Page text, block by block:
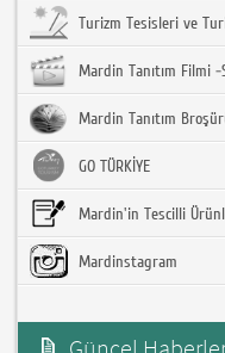
Turizm Tesisleri ve
Mardin Tanıtım Filmi
Mardin Tanıtım
GO TÜRKİYE
Mardin'in Tescilli
Mardinstagram